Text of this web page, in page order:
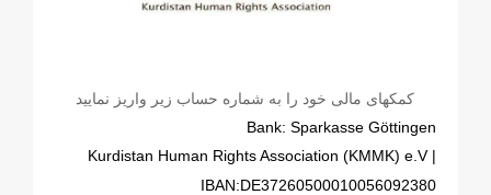
کمکهای مالی خود را به شماره حساب زیر واریز نمایید
Bank: Sparkasse Göttingen
| Kurdistan Human Rights Association (KMMK) e.V
IBAN:DE37260500010056092380